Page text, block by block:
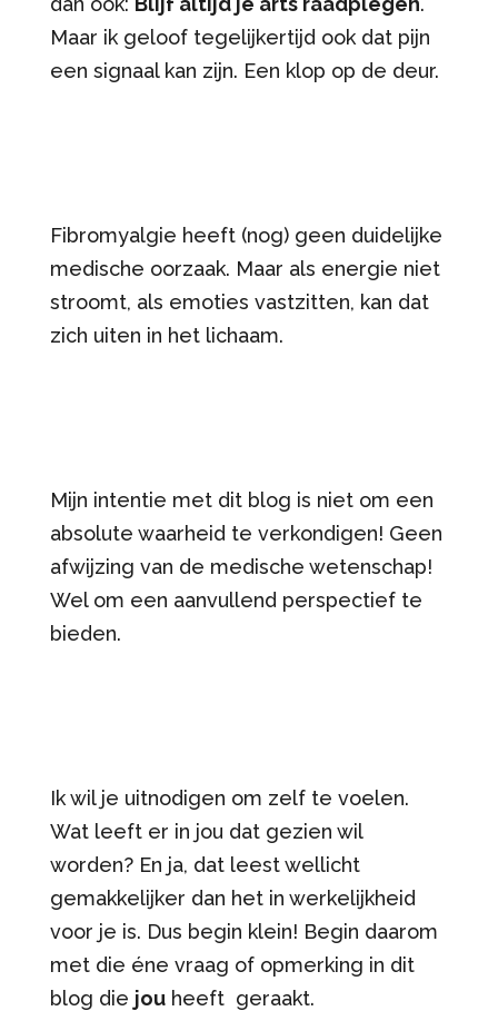
Maar ik geloof tegelijkertijd ook dat pijn
een signaal kan zijn. Een klop op de deur.
Fibromyalgie heeft (nog) geen duidelijke
medische oorzaak. Maar als energie niet
stroomt, als emoties vastzitten, kan dat
zich uiten in het lichaam.
Mijn intentie met dit blog is niet om een
absolute waarheid te verkondigen! Geen
afwijzing van de medische wetenschap!
Wel om een aanvullend perspectief te
bieden.
Ik wil je uitnodigen om zelf te voelen.
Wat leeft er in jou dat gezien wil
worden? En ja, dat leest wellicht
gemakkelijker dan het in werkelijkheid
voor je is. Dus begin klein! Begin daarom
met die éne vraag of opmerking in dit
blog die jouheeft geraakt.